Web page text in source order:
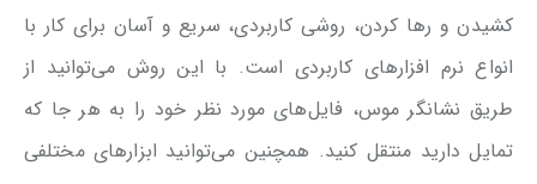
کشیدن و رها کردن، روشی کاربردی، سریع و آسان برای کار با
انواع نرم افزارهای کاربردی است. با این روش می‌توانید از
طریق نشانگر موس، فایل‌های مورد نظر خود را به هر جا که
تمایل دارید منتقل کنید. همچنین می‌توانید ابزارهای مختلفی